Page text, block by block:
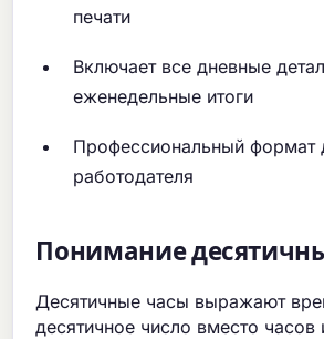
печати
Включает все дневные
еженедельные итоги
Профессиональный формат
работодателя
Понимание
Десятичные часы выражают
десятичное число вместо часов